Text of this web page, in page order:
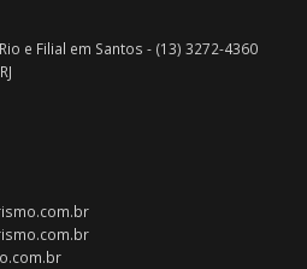
e Filial em Santos - (13) 3272-4360